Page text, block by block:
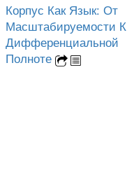
Корпус Как Язык: От
Масштабируемости К
Дифференциальной
Полноте